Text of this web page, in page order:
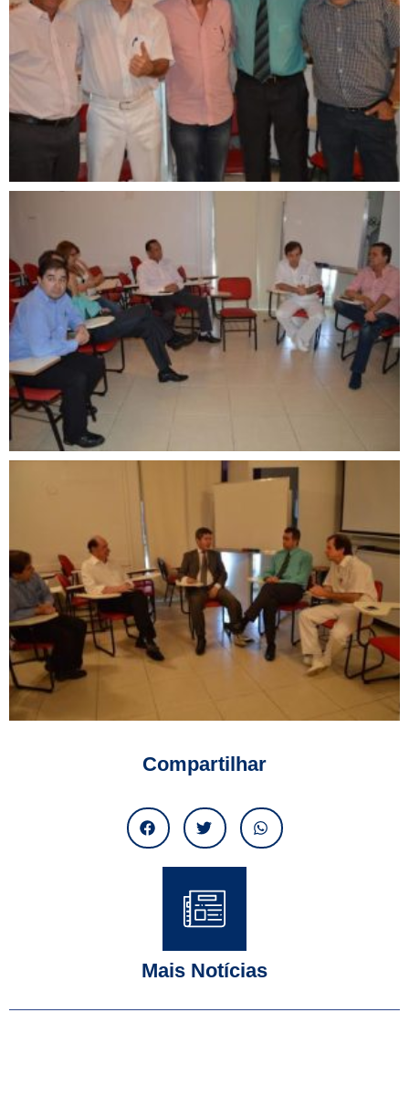
Compartilhar
Mais Notícias